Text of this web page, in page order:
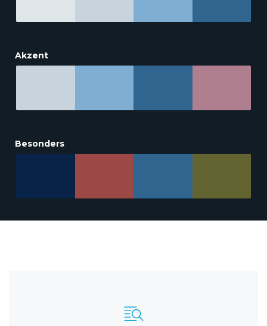
Akzent
Besonders